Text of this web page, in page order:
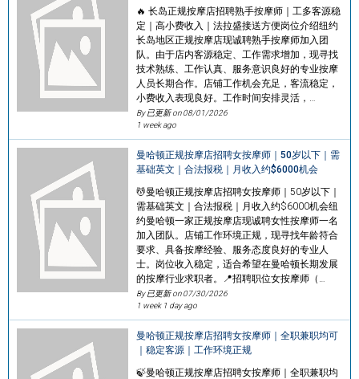
🔥 长岛正规按摩店招聘熟手按摩师｜工多客源稳
定｜高小费收入｜法拉盛接送方便岗位介绍纽约
长岛地区正规按摩店现诚聘熟手按摩师加入团
队。由于店内客源稳定、工作需求增加，现寻找
技术熟练、工作认真、服务意识良好的专业按摩
人员长期合作。店铺工作机会充足，客流稳定，
小费收入表现良好。工作时间安排灵活，…
By 已更新 on08/01/2026
1 week ago
曼哈顿正规按摩店招聘女按摩师｜50岁以下｜需
基础英文｜合法报税｜月收入约$6000机会
💆曼哈顿正规按摩店招聘女按摩师｜50岁以下｜
需基础英文｜合法报税｜月收入约$6000机会纽
约曼哈顿一家正规按摩店现诚聘女性按摩师一名
加入团队。店铺工作环境正规，现寻找年龄符合
要求、具备按摩经验、服务态度良好的专业人
士。岗位收入稳定，适合希望在曼哈顿长期发展
的按摩行业求职者。📍招聘职位女按摩师（…
By 已更新 on07/30/2026
1 week 1 day ago
曼哈顿正规按摩店招聘女按摩师｜全职兼职均可
｜稳定客源｜工作环境正规
🍃曼哈顿正规按摩店招聘女按摩师｜全职兼职均